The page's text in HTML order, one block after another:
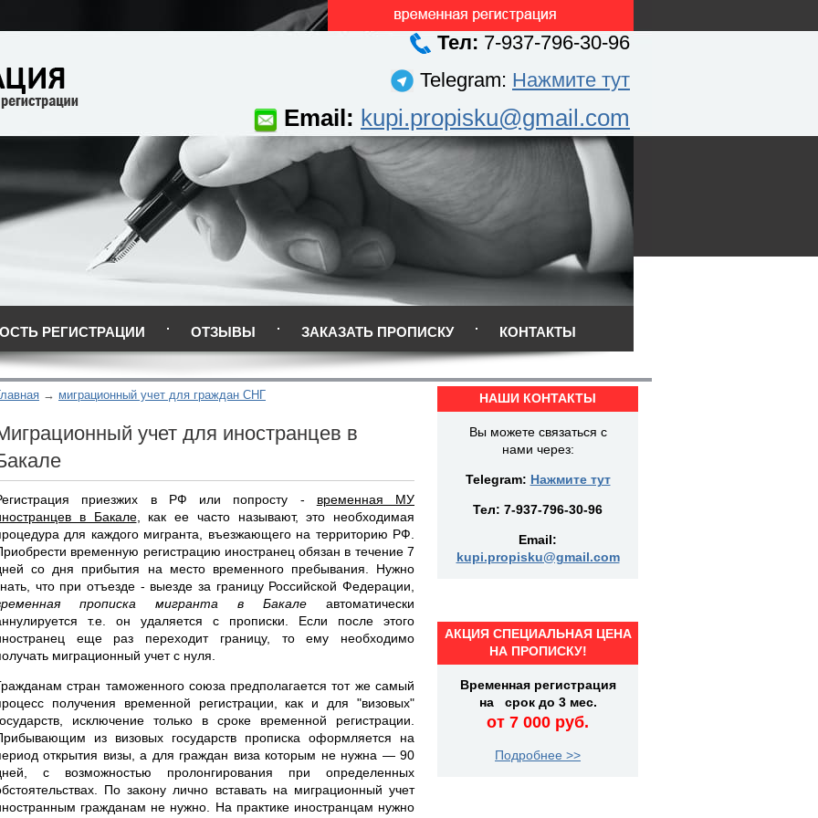
Тел: 7-937-796-30-96
Telegram: Нажмите тут
Email: kupi.propisku@gmail.com
РЕГИСТРАЦИИ ОТЗЫВЫ ЗАКАЗАТЬ ПРОПИСКУ КОНТАКТЫ
миграционный учет для граждан СНГ
учет для иностранцев в
приезжих в РФ или попросту - временная МУ
в Бакале, как ее часто называют, это необходимая
для каждого мигранта, въезжающего на территорию РФ.
временную регистрацию иностранец обязан в течение 7
со дня прибытия на место временного пребывания. Нужно
что при отъезде - выезде за границу Российской Федерации,
прописка мигранта в Бакале автоматически
т.е. он удаляется с прописки. Если после этого
еще раз переходит границу, то ему необходимо
миграционный учет с нуля.
стран таможенного союза предполагается тот же самый
получения временной регистрации, как и для "визовых"
исключение только в сроке временной регистрации.
из визовых государств прописка оформляется на
открытия визы, а для граждан виза которым не нужна — 90
с возможностью пролонгирования при определенных
По закону лично вставать на миграционный учет
гражданам не нужно. На практике иностранцам нужно
НАШИ КОНТАКТЫ
Вы можете связаться с
нами через:
Telegram: Нажмите тут
Тел: 7-937-796-30-96
Email:
kupi.propisku@gmail.com
АКЦИЯ СПЕЦИАЛЬНАЯ ЦЕНА
НА ПРОПИСКУ!
Временная регистрация
на срок до 3 мес.
от 7 000 руб.
Подробнее >>